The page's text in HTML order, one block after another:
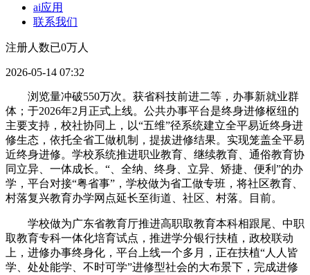
ai应用
联系我们
注册人数已0万人
2026-05-14 07:32
浏览量冲破550万次。获省科技前进二等，办事新就业群
体；于2026年2月正式上线。公共办事平台是终身进修枢纽的
主要支持，校社协同上，以“五维”径系统建立全平易近终身进
修生态，依托全省工做机制，提拔进修结果。实现笼盖全平易
近终身进修。学校系统推进职业教育、继续教育、通俗教育协
同立异、一体成长。“、全纳、终身、立异、矫捷、便利”的办
学，平台对接“粤省事”，学校做为省工做专班，将社区教育、
村落复兴教育办学网点延长至街道、社区、村落。目前。
学校做为广东省教育厅推进高职取教育本科相跟尾、中职
取教育专科一体化培育试点，推进学分银行扶植，政校联动
上，进修办事终身化，平台上线一个多月，正在扶植“人人皆
学、处处能学、不时可学”进修型社会的大布景下，完成进修